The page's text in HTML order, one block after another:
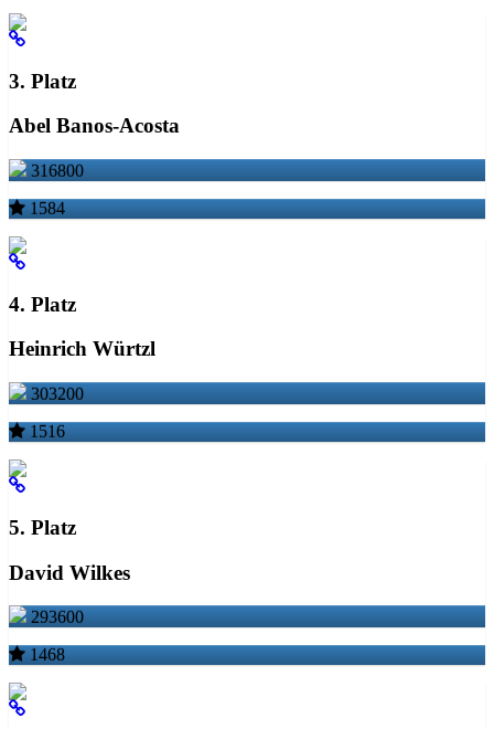
3. Platz
Abel Banos-Acosta
316800
1584
4. Platz
Heinrich Würtzl
303200
1516
5. Platz
David Wilkes
293600
1468